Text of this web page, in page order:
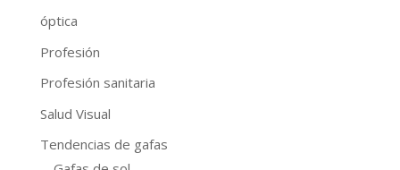
óptica
Profesión
Profesión sanitaria
Salud Visual
Tendencias de gafas